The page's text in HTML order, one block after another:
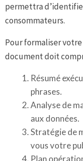
permettra
consommateurs.
Pour formaliser
document doit
Résumé
phrases.
Analyse de
aux données.
Stratégie de
vous votre
Plan